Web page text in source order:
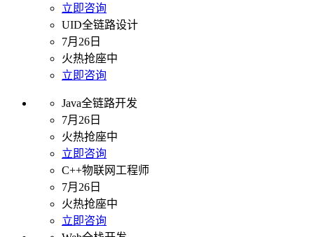
立即咨询
UID全链路设计
7月26日
火热抢座中
立即咨询
Java全链路开发
7月26日
火热抢座中
立即咨询
C++物联网工程师
7月26日
火热抢座中
立即咨询